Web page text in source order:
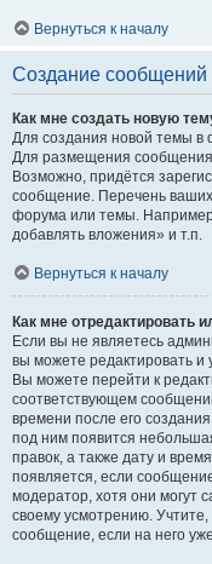
Вернуться к началу
Создание сообщений
Как мне создать новую
Для создания новой темы в
Для размещения сообщения
Возможно, придётся
сообщение. Перечень
форума или темы.
добавлять вложения» и т.п.
Вернуться к началу
Как мне отредактировать
Если вы не являетесь
вы можете редактировать и
Вы можете перейти к
соответствующем
времени после его
под ним появится
правок, а также дату и
появляется, если
модератор, хотя они могут
своему усмотрению.
сообщение, если на него